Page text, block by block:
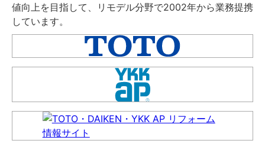
値向上を目指して、リモデル分野で2002年から業務提携
しています。